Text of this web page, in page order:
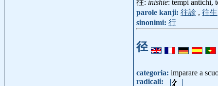
往: inishie: tempi antichi,
parole kanji: 往診 , 往生
sinonimi: 行
径
categoria: imparare a
radicali: